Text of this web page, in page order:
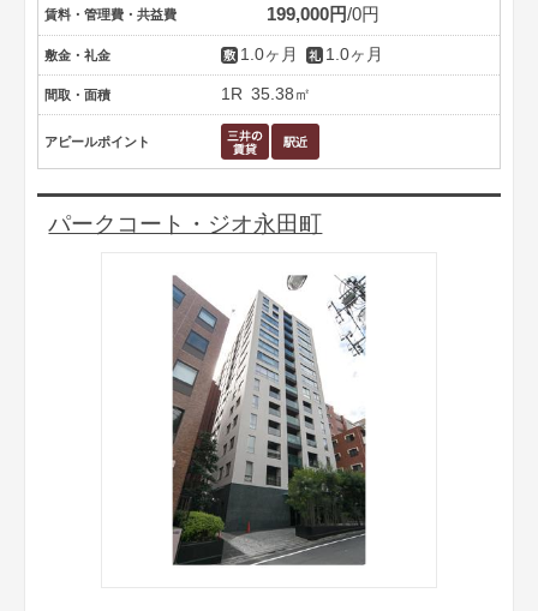
賃料・管理費・共益費 199,000円 0円
敷金・礼金 1.0ヶ月 1.0ヶ月
間取・面積 1R 35.38㎡
アピールポイント
パークコート・ジオ永田町